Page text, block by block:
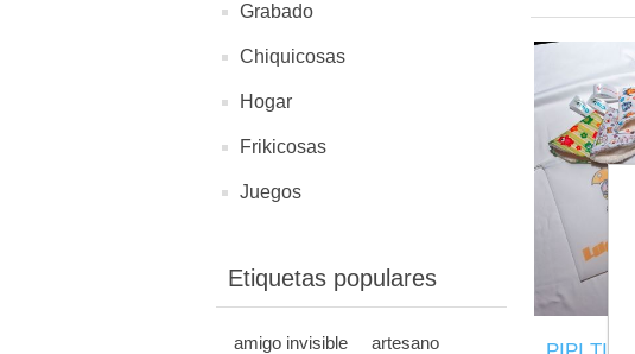
Grabado
Chiquicosas
Hogar
Frikicosas
Juegos
Etiquetas populares
amigo invisible artesano